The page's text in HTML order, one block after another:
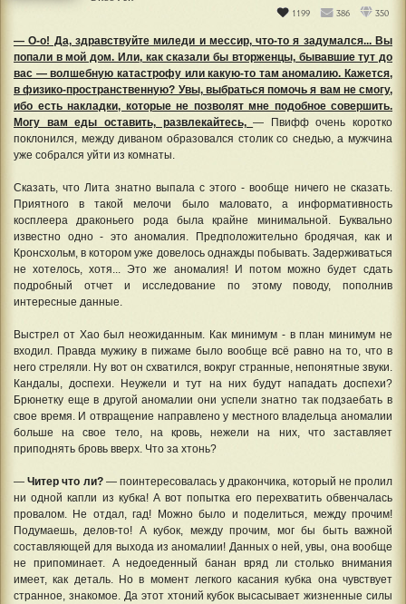
1199 386 350
— О-о! Да, здравствуйте миледи и мессир, что-то я задумался... Вы
попали в мой дом. Или, как сказали бы вторженцы, бывавшие тут до
вас — волшебную катастрофу или какую-то там аномалию. Кажется,
в физико-пространственную? Увы, выбраться помочь я вам не смогу,
ибо есть накладки, которые не позволят мне подобное совершить.
Могу вам еды оставить, развлекайтесь,— Пвифф очень коротко
поклонился, между диваном образовался столик со снедью, а мужчина
уже собрался уйти из комнаты.
Сказать, что Лита знатно выпала с этого - вообще ничего не сказать.
Приятного в такой мелочи было маловато, а информативность
косплеера драконьего рода была крайне минимальной. Буквально
известно одно - это аномалия. Предположительно бродячая, как и
Кронсхольм, в котором уже довелось однажды побывать. Задерживаться
не хотелось, хотя... Это же аномалия! И потом можно будет сдать
подробный отчет и исследование по этому поводу, пополнив
интересные данные.
Выстрел от Хао был неожиданным. Как минимум - в план минимум не
входил. Правда мужику в пижаме было вообще всё равно на то, что в
него стреляли. Ну вот он схватился, вокруг странные, непонятные звуки.
Кандалы, доспехи. Неужели и тут на них будут нападать доспехи?
Брюнетку еще в другой аномалии они успели знатно так подзаебать в
свое время. И отвращение направлено у местного владельца аномалии
больше на свое тело, на кровь, нежели на них, что заставляет
приподнять бровь вверх. Что за хтонь?
—Читер что ли? — поинтересовалась у дракончика, который не пролил
ни одной капли из кубка! А вот попытка его перехватить обвенчалась
провалом. Не отдал, гад! Можно было и поделиться, между прочим!
Подумаешь, делов-то! А кубок, между прочим, мог бы быть важной
составляющей для выхода из аномалии! Данных о ней, увы, она вообще
не припоминает. А недоеденный банан вряд ли столько внимания
имеет, как деталь. Но в момент легкого касания кубка она чувствует
странное, знакомое. Да этот хтоний кубок высасывает жизненные силы